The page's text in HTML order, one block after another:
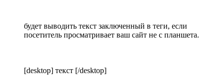
будет выводить текст заключенный в теги, если
посетитель просматривает ваш сайт не с планшета.
[desktop] текст [/desktop]